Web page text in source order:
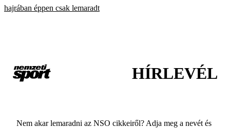
hajrában éppen csak lemaradt
HÍRLEVÉL
Nem akar lemaradni az NSO cikkeiről? Adja meg a nevét és